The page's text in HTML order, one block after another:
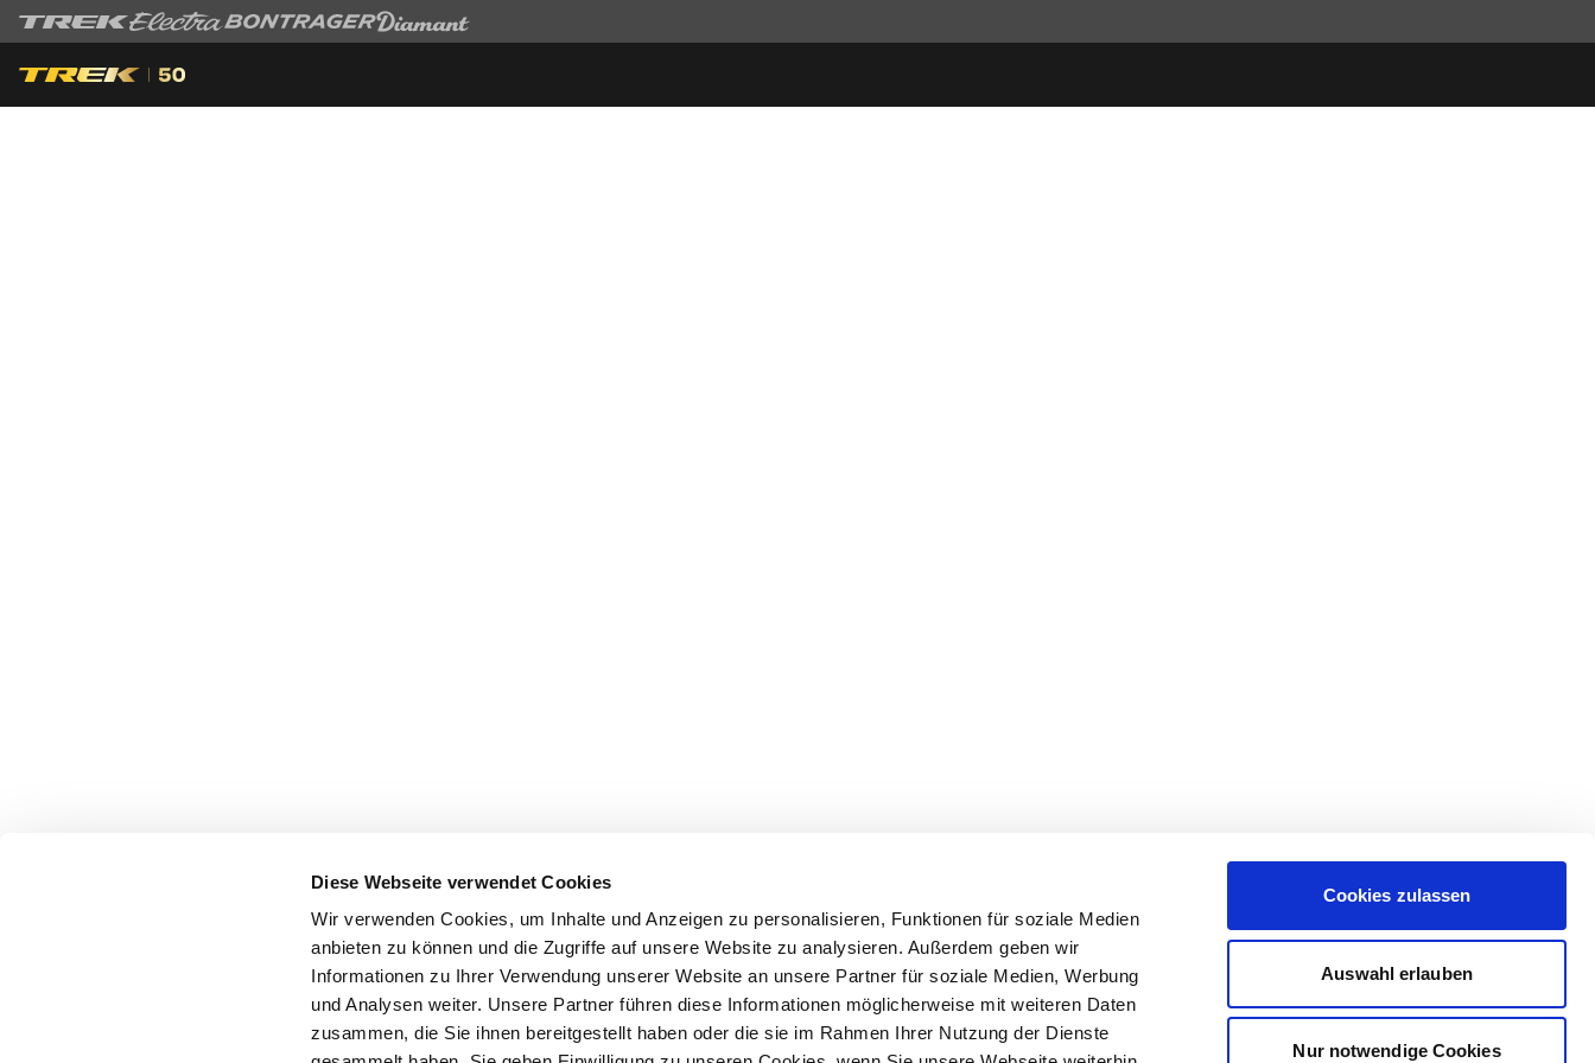
Diese Webseite verwendet Cookies
Wir verwenden Cookies, um Inhalte und Anzeigen zu personalisieren, Funktionen für soziale Medien
anbieten zu können und die Zugriffe auf unsere Website zu analysieren. Außerdem geben wir
Informationen zu Ihrer Verwendung unserer Website an unsere Partner für soziale Medien, Werbung
und Analysen weiter. Unsere Partner führen diese Informationen möglicherweise mit weiteren Daten
zusammen, die Sie ihnen bereitgestellt haben oder die sie im Rahmen Ihrer Nutzung der Dienste
Cookies zulassen
Auswahl erlauben
Nur notwendige Cookies